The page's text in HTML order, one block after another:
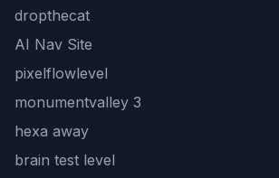
dropthecat
AI Nav Site
pixelflowlevel
monumentvalley 3
hexa away
brain test level